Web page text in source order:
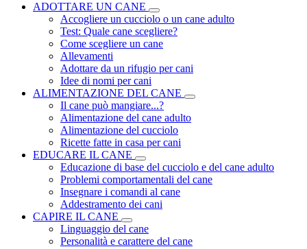
ADOTTARE UN CANE
Accogliere un cucciolo o un cane adulto
Test: Quale cane scegliere?
Come scegliere un cane
Allevamenti
Adottare da un rifugio per cani
Idee di nomi per cani
ALIMENTAZIONE DEL CANE
Il cane può mangiare...?
Alimentazione del cane adulto
Alimentazione del cucciolo
Ricette fatte in casa per cani
EDUCARE IL CANE
Educazione di base del cucciolo e del cane adulto
Problemi comportamentali del cane
Insegnare i comandi al cane
Addestramento dei cani
CAPIRE IL CANE
Linguaggio del cane
Personalità e carattere del cane